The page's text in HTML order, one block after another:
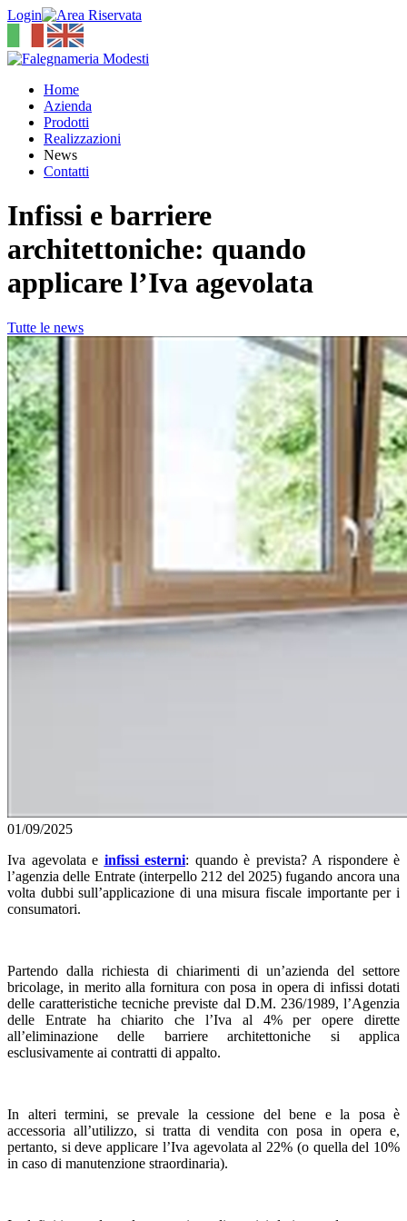
Login
Home
Azienda
Prodotti
Realizzazioni
News
Contatti
Infissi e barriere
architettoniche: quando
applicare l’Iva agevolata
Tutte le news
01/09/2025
Iva agevolata e infissi esterni: quando è prevista? A rispondere è
l’agenzia delle Entrate (interpello 212 del 2025) fugando ancora una
volta dubbi sull’applicazione di una misura fiscale importante per i
consumatori.
Partendo dalla richiesta di chiarimenti di un’azienda del settore
bricolage, in merito alla fornitura con posa in opera di infissi dotati
delle caratteristiche tecniche previste dal D.M. 236/1989, l’Agenzia
delle Entrate ha chiarito che l’Iva al 4% per opere dirette
all’eliminazione delle barriere architettoniche si applica
esclusivamente ai contratti di appalto.
In alteri termini, se prevale la cessione del bene e la posa è
accessoria all’utilizzo, si tratta di vendita con posa in opera e,
pertanto, si deve applicare l’Iva agevolata al 22% (o quella del 10%
in caso di manutenzione straordinaria).